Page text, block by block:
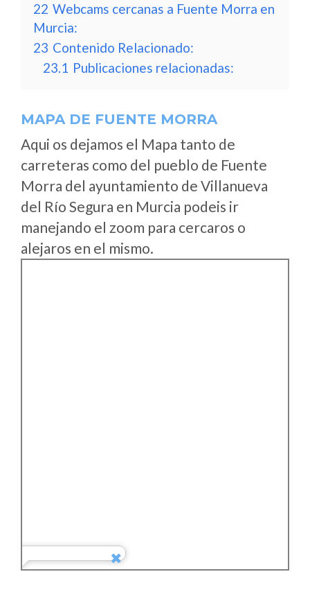
22 Webcams cercanas a Fuente Morra en
Murcia:
23 Contenido Relacionado:
23.1 Publicaciones relacionadas:
MAPA DE FUENTE MORRA
Aqui os dejamos el Mapa tanto de
carreteras como del pueblo de Fuente
Morra del ayuntamiento de Villanueva
del Río Segura en Murcia podeis ir
manejando el zoom para cercaros o
alejaros en el mismo.